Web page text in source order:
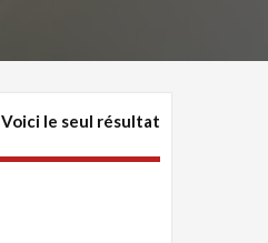
Voici le seul résultat